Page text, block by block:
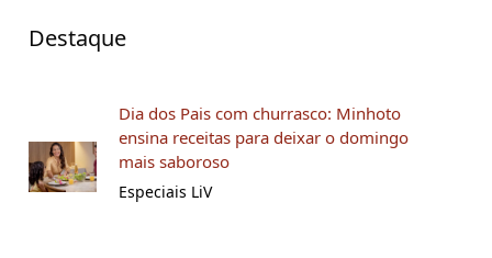
Destaque
Dia dos Pais com churrasco: Minhoto
ensina receitas para deixar o domingo
mais saboroso
Especiais LiV